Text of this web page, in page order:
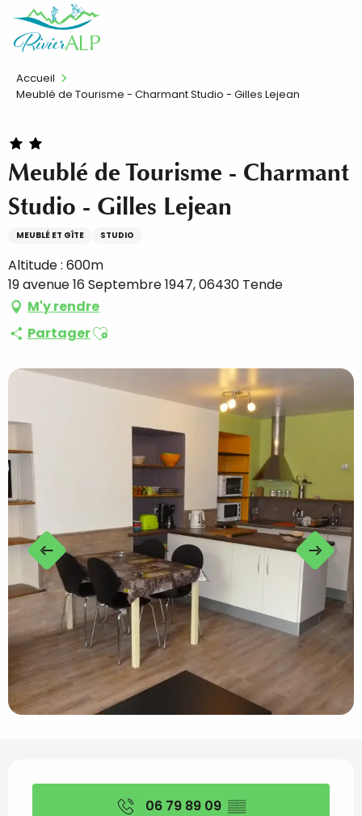
contenu
FR
Accueil
Meublé de Tourisme - Charmant Studio - Gilles Lejean
Meublé de Tourisme - Charmant
Studio - Gilles Lejean
MEUBLÉ ET GÎTE STUDIO
Altitude : 600m
19 avenue 16 Septembre 1947, 06430 Tende
M'y rendre
PartagerAjouter aux favoris
Ouverture et
06 79 89 09 ▒▒